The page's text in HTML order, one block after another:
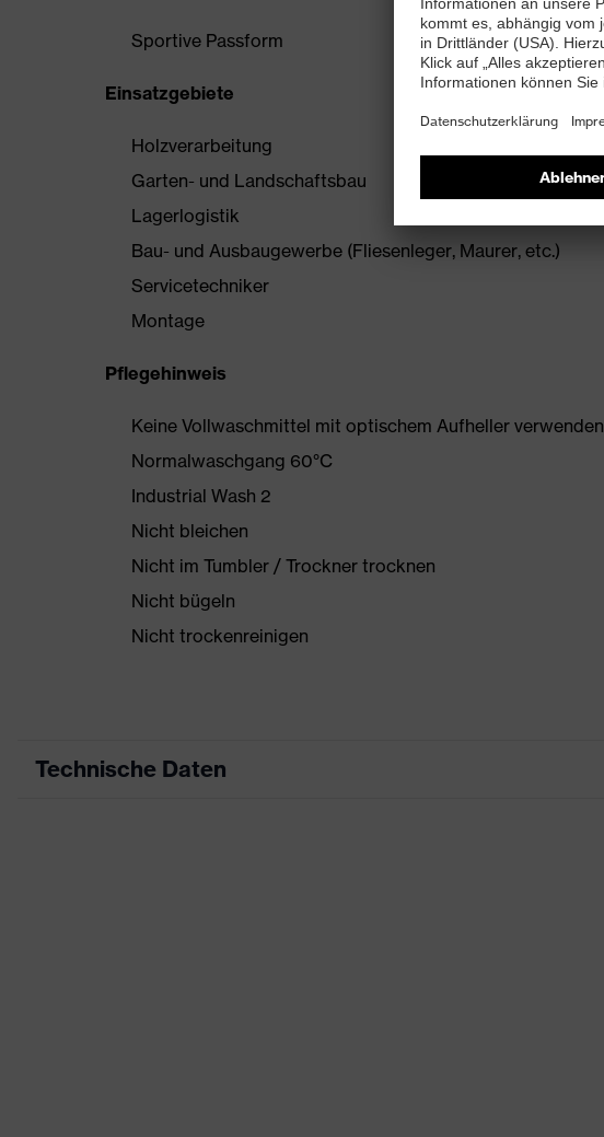
Sportive Passform
Einsatzgebiete
Holzverarbeitung
Garten- und Landschaftsbau
Lagerlogistik
Bau- und Ausbaugewerbe (Fliesenleger, Maurer, etc.)
Servicetechniker
Montage
Pflegehinweis
Keine Vollwaschmittel mit optischem Aufheller verwenden
Normalwaschgang 60°C
Industrial Wash 2
Nicht bleichen
Nicht im Tumbler / Trockner trocknen
Nicht bügeln
Nicht trockenreinigen
Technische Daten